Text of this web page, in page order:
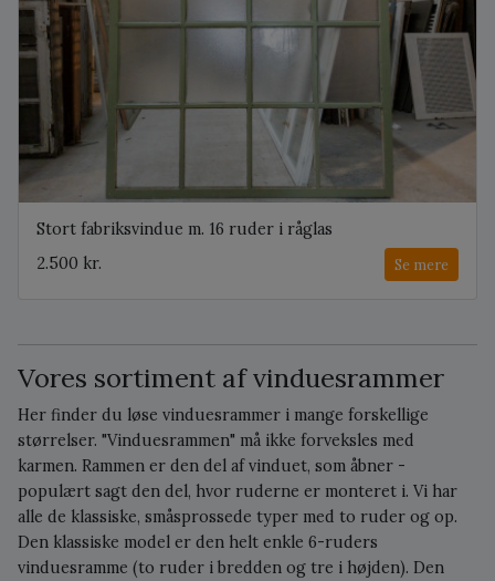
Stort fabriksvindue m. 16 ruder i råglas
2.500 kr.
Se mere
Vores sortiment af vinduesrammer
Her finder du løse vinduesrammer i mange forskellige
størrelser. "Vinduesrammen" må ikke forveksles med
karmen. Rammen er den del af vinduet, som åbner -
populært sagt den del, hvor ruderne er monteret i. Vi har
alle de klassiske, småsprossede typer med to ruder og op.
Den klassiske model er den helt enkle 6-ruders
vinduesramme (to ruder i bredden og tre i højden). Den